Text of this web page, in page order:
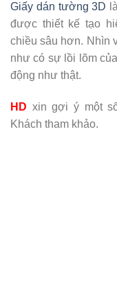
Giấy dán tường 3D
được thiết kế tạo
chiều sâu hơn. Nhìn
như có sự lồi lõm
động như thật.
HD xin gợi ý một
Khách tham khảo.